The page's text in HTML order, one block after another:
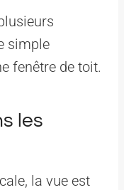
simple
fenêtre de toit.
les
la vue est